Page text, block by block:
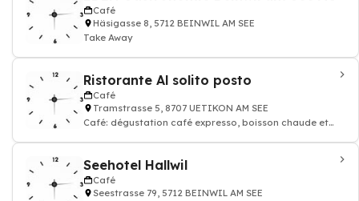
Café
Häsigasse 8, 5712 BEINWIL AM SEE
Take Away
Ristorante Al solito posto
Café
Tramstrasse 5, 8707 UETIKON AM SEE
Café: dégustation café expresso, boisson chaude et
Seehotel Hallwil
Café
Seestrasse 79, 5712 BEINWIL AM SEE